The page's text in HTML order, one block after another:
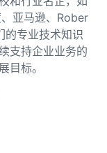
亚马逊、Rober
专业技术知识
支持企业业务的
目标。